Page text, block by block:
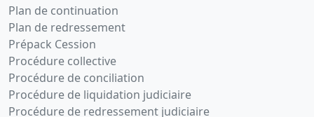
Plan de continuation
Plan de redressement
Prépack Cession
Procédure collective
Procédure de conciliation
Procédure de liquidation judiciaire
Procédure de redressement judiciaire